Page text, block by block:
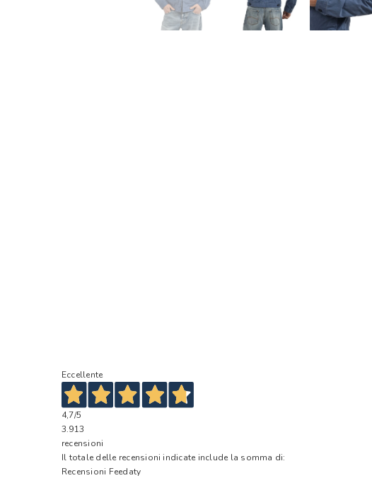
Eccellente
4,7/5
3.913
recensioni
Il totale delle recensioni indicate include la somma di:
Recensioni Feedaty